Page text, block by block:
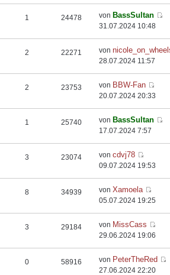
1 24478 von BassSultan
31.07.2024 10:48
2 22271 von
28.07.2024 11:57
2 23753 von BBW-Fan
20.07.2024 20:33
1 25740 von BassSultan
17.07.2024 7:57
3 23074 voncdvj78
09.07.2024 19:53
8 34939 vonXamoela
05.07.2024 19:25
3 29184 von MissCass
29.06.2024 19:06
0 58916 von PeterTheRed
27.06.2024 22:20